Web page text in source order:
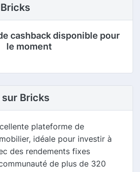
cashback disponible pour
le moment
Bricks
plateforme de
idéale pour investir à
des rendements fixes
de plus de 320